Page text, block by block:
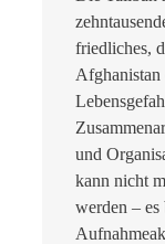
friedliches,
Afghanistan
und
kann nicht
werden –